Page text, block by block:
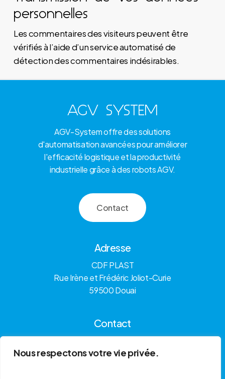
Nous respectons votre vie privée.
personnelles
Les commentaires des visiteurs peuvent être
vérifiés à l’aide d’un service automatisé de
détection des commentaires indésirables.
AGV SYSTEM
AGV-System offre des solutions
d'automatisation avancées pour améliorer
l'efficacité logistique et la productivité
industrielle grâce à des robots AGV.
Contact
Adresse
CDF PLAST
Rue Irène et Frédéric Joliot-Curie
59500 Douai
Contact
Email: SAV@agv-system.fr